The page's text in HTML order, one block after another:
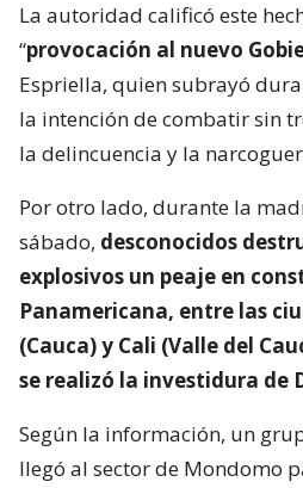
La autoridad calificó este
“provocación al nuevo
Espriella, quien subrayó
la intención de combatir sin
la delincuencia y la
Por otro lado, durante la
sábado, desconocidos
explosivos un peaje en
Panamericana, entre las
(Cauca) y Cali (Valle del
se realizó la investidura de
Según la información, un
llegó al sector de Mondomo